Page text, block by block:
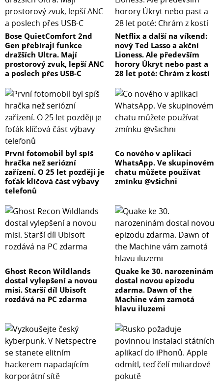
Bose QuietComfort 2nd
Gen přebírají funkce
dražších Ultra. Mají
prostorový zvuk, lepší ANC
a poslech přes USB-C
Netflix a další na víkend:
nový Ted Lasso a akční
Lioness. Ale především
horory Úkryt nebo past a
28 let poté: Chrám z kostí
První fotomobil byl spíš
hračka než seriózní
zařízení. O 25 let později je
foťák klíčová část výbavy
telefonů
Co nového v aplikaci
WhatsApp. Ve skupinovém
chatu můžete používat
zmínku @všichni
Ghost Recon Wildlands
dostal vylepšení a novou
misi. Starší díl Ubisoft
rozdává na PC zdarma
Quake ke 30. narozeninám
dostal novou epizodu
zdarma. Dawn of the
Machine vám zamotá
hlavu iluzemi